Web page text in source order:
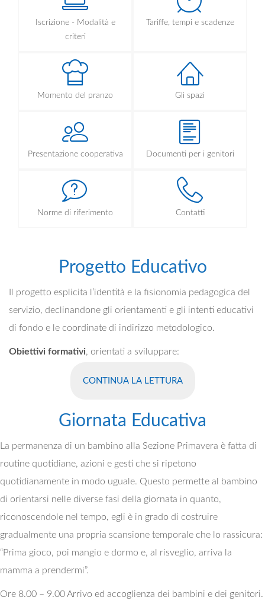
Iscrizione - Modalità e
criteri
Tariffe, tempi e scadenze
Momento del pranzo Gli spazi
Presentazione cooperativa Documenti per i genitori
Norme di riferimento Contatti
Progetto Educativo
Il progetto esplicita l’identità e la fisionomia pedagogica del
servizio, declinandone gli orientamenti e gli intenti educativi
di fondo e le coordinate di indirizzo metodologico.
Obiettivi formativi, orientati a sviluppare:
La conoscenza di sé rafforzando la propria identità e
Lo sviluppo emotivo iniziando a mettersi in contatto
con i propri bisogni e a poterli esprimere.
Lo sviluppo dell’interazione sociale, stabilendo una
relazione affettiva coi bambini con caratteristiche
fisiche, psichiche, sociali, culturali, religiose, etniche
diverse dalle proprie.
Lo sviluppo delle proprie potenzialità, secondo i propri
tempi, bisogni e modalità, per ampliare la spinta
motivazionale all’apprendimento.
Lo sviluppo della percezione e conoscenza del proprio
corpo, usandolo con sempre più consapevolezza per
CONTINUA LA LETTURA
Giornata Educativa
La permanenza di un bambino alla Sezione Primavera è fatta di
routine quotidiane, azioni e gesti che si ripetono
quotidianamente in modo uguale. Questo permette al bambino
di orientarsi nelle diverse fasi della giornata in quanto,
riconoscendole nel tempo, egli è in grado di costruire
gradualmente una propria scansione temporale che lo rassicura:
“Prima gioco, poi mangio e dormo e, al risveglio, arriva la
mamma a prendermi”.
Ore 8.00 – 9.00 Arrivo ed accoglienza dei bambini e dei genitori.